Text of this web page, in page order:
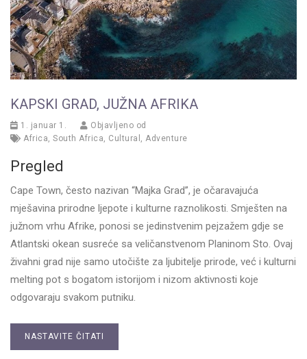
KAPSKI GRAD, JUŽNA AFRIKA
1. januar 1.
Objavljeno od
Africa South Africa Cultural Adventure
Pregled
Cape Town, često nazivan “Majka Grad”, je očaravajuća
mješavina prirodne ljepote i kulturne raznolikosti. Smješten na
južnom vrhu Afrike, ponosi se jedinstvenim pejzažem gdje se
Atlantski okean susreće sa veličanstvenom Planinom Sto. Ovaj
živahni grad nije samo utočište za ljubitelje prirode, već i kulturni
melting pot s bogatom istorijom i nizom aktivnosti koje
odgovaraju svakom putniku.
NASTAVITE ČITATI